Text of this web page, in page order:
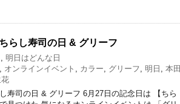
らし寿司の日 & グリーフ
, 明日はどんな日
, オンラインイベント , カラー, グリーフ, 明日 , 本田
司の日 & グリーフ 6月27日の記念日は 【ちら